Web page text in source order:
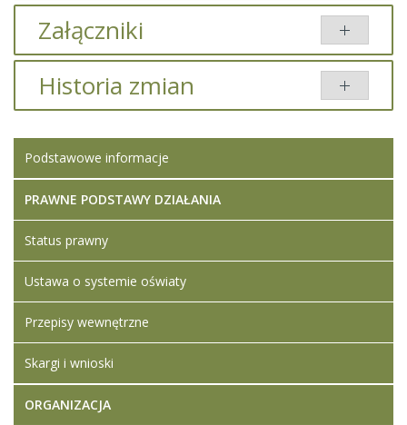
Załączniki
Brak załączników.
Historia zmian
Artykuł został
zmieniony.
wtorek,
20 luty
2024
Ledwójcik
zmieniony.
Dodane
załączniki
Klauzula
informacyjna
Kwestionariusz
osobowy
wtorek,
20 luty
13:16
Podstawowe informacje
PRAWNE PODSTAWY DZIAŁANIA
Status prawny
Ustawa o systemie oświaty
Przepisy wewnętrzne
Skargi i wnioski
ORGANIZACJA